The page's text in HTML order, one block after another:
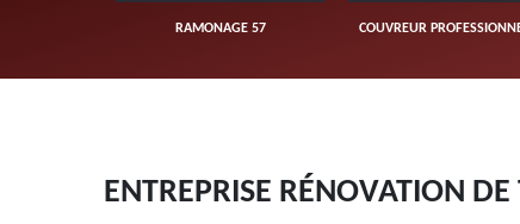
RAMONAGE 57 COUVREUR
ENTREPRISE RÉNOVATION